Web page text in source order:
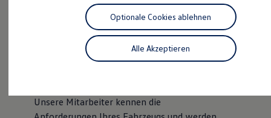
Reichweitensimulator
Ladezeitensimulator
Ladelösungen für Privatkunden
Ladelösungen für Gewerbekunden
Wallbox und Ladekabel
Bidirektionales Laden
Fördermöglichkeiten für Gewerbekunden
Kostensimulator
Autonomes Fahren
Inspektionsservice
Unsere Mitarbeiter kennen die
Alle Akzeptieren
Optionale Cookies ablehnen